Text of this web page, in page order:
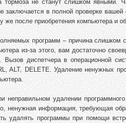
тормоза не станут слишком явными.
заключается в полной проверке
же после приобретения компьютера и
программ – причина слишком
из-за этого, вам достаточно
Вызов диспетчера в операционной
ALT, DELETE. Удаление ненужных
неправильном удалении
ненужная информация, требующая
удалять программы при помощи